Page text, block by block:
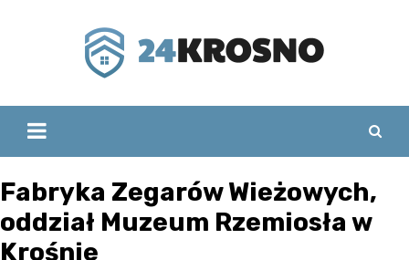
Fabryka Zegarów Wieżowych,
oddział Muzeum Rzemiosła w
Krośnie